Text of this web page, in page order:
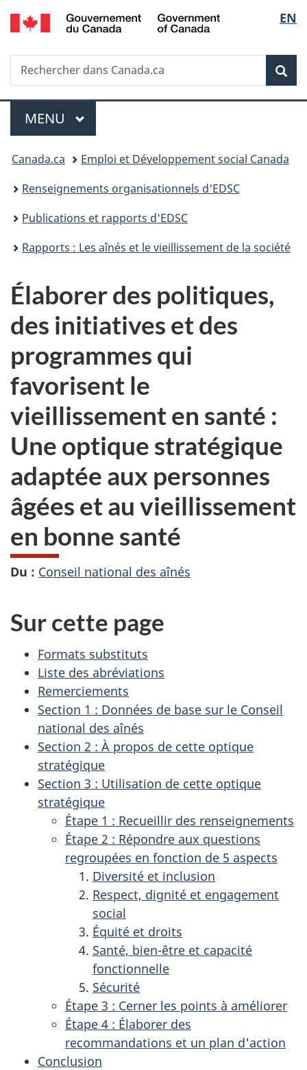
Passer
au
principal
Passer
à
Au
du
Passer
à
version
simplifiée
de
la
EN
Recherche
Rechercher
dans
Menu
MENU PRINCIPAL
Vous
êtes
ici :
Canada.ca
Emploi et Développement social Canada
Renseignements organisationnels d'EDSC
Publications et rapports d'EDSC
Rapports : Les aînés et le vieillissement de la société
Élaborer des politiques,
des initiatives et des
programmes qui
favorisent le
vieillissement en santé :
Une optique stratégique
adaptée aux personnes
âgées et au vieillissement
en bonne santé
Du : Conseil national des aînés
Sur cette page
Formats substituts
Liste des abréviations
Remerciements
Section 1 : Données de base sur le Conseil
national des aînés
Section 2 : À propos de cette optique
stratégique
Section 3 : Utilisation de cette optique
stratégique
Étape 1 : Recueillir des renseignements
Étape 2 : Répondre aux questions
regroupées en fonction de 5 aspects
Diversité et inclusion
Respect, dignité et engagement
social
Équité et droits
Santé, bien-être et capacité
fonctionnelle
Sécurité
Étape 3 : Cerner les points à améliorer
Étape 4 : Élaborer des
recommandations et un plan d'action
Conclusion